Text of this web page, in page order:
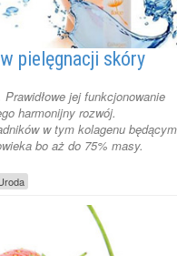
pielęgnacji skóry
jej funkcjonowanie
harmonijny rozwój.
w tym kolagenu będącym
bo aż do 75% masy.